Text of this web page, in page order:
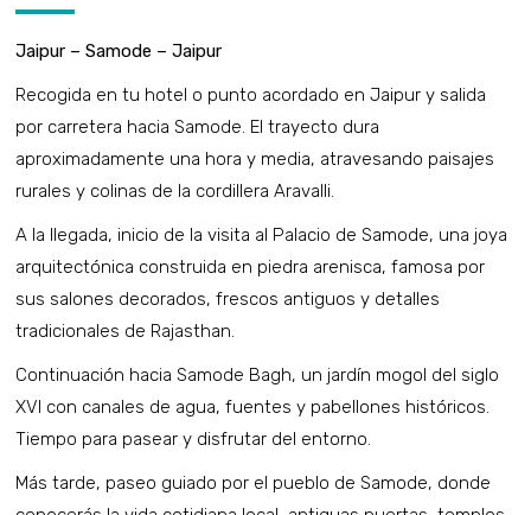
Jaipur – Samode – Jaipur
Recogida en tu hotel o punto acordado en Jaipur y salida
por carretera hacia Samode. El trayecto dura
aproximadamente una hora y media, atravesando paisajes
rurales y colinas de la cordillera Aravalli.
A la llegada, inicio de la visita al Palacio de Samode, una joya
arquitectónica construida en piedra arenisca, famosa por
sus salones decorados, frescos antiguos y detalles
tradicionales de Rajasthan.
Continuación hacia Samode Bagh, un jardín mogol del siglo
XVI con canales de agua, fuentes y pabellones históricos.
Tiempo para pasear y disfrutar del entorno.
Más tarde, paseo guiado por el pueblo de Samode, donde